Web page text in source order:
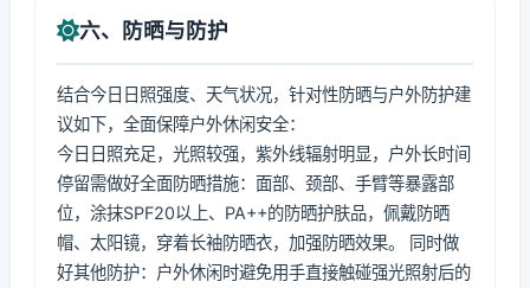
六、防晒与防护
结合今日日照强度、天气状况，针对性防晒与户外防护建
议如下，全面保障户外休闲安全：
今日日照充足，光照较强，紫外线辐射明显，户外长时间
停留需做好全面防晒措施：面部、颈部、手臂等暴露部
位，涂抹SPF20以上、PA++的防晒护肤品，佩戴防晒
帽、太阳镜，穿着长袖防晒衣，加强防晒效果。 同时做
好其他防护：户外休闲时避免用手直接触碰强光照射后的